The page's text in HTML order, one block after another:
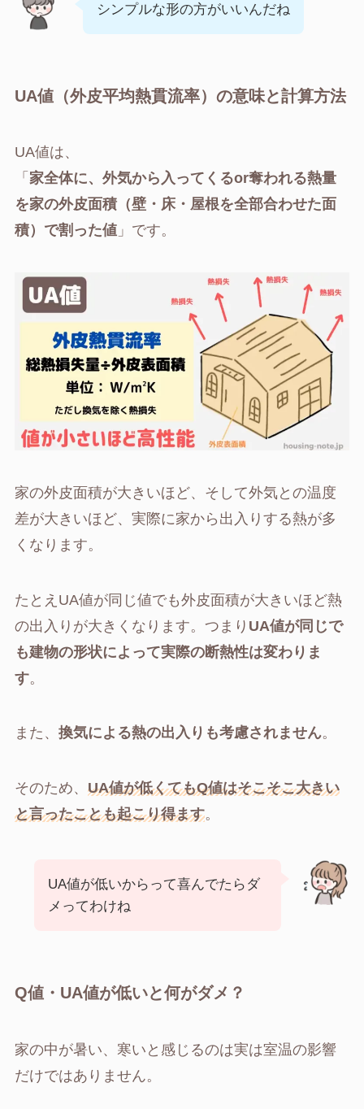
シンプルな形の方がいいんだね
UA値（外皮平均熱貫流率）の意味と計算方法
UA値は、
「 家全体に、外気から入ってくるor奪われる熱量
を家の外皮面積（壁・床・屋根を全部合わせた面
積）で割った値」です。
家の外皮面積が大きいほど、そして外気との温度
差が大きいほど、実際に家から出入りする熱が多
くなります。
たとえUA値が同じ値でも外皮面積が大きいほど熱
の出入りが大きくなります。つまり UA値が同じで
も建物の形状によって実際の断熱性は変わりま
す。
また、 換気による熱の出入りも考慮されません。
そのため、 UA値が低くてもQ値はそこそこ大きい
と言ったことも起こり得ます。
UA値が低いからって喜んでたらダ
メってわけね
Q値・UA値が低いと何がダメ？
家の中が暑い、寒いと感じるのは実は室温の影響
だけではありません。